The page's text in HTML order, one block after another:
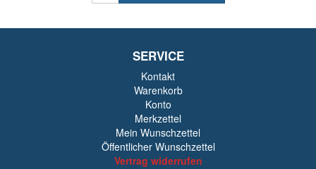
SERVICE
Kontakt
Warenkorb
Konto
Merkzettel
Mein Wunschzettel
Öffentlicher Wunschzettel
Vertrag widerrufen